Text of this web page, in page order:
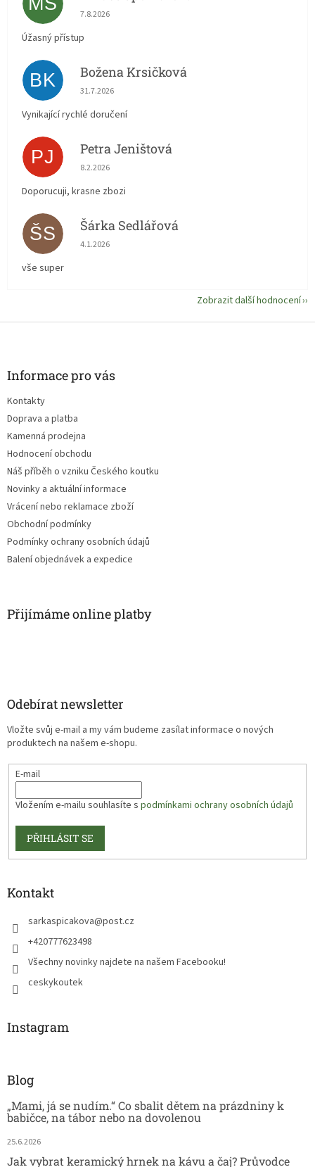
Hodnocení obchodu je 5 z 5 hvězdiček.
7.8.2026
Úžasný přístup
BK Božena Krsičková
Hodnocení obchodu je 5 z 5 hvězdiček.
31.7.2026
Vynikající rychlé doručení
PJ Petra Jeništová
Hodnocení obchodu je 5 z 5 hvězdiček.
8.2.2026
Doporucuji, krasne zbozi
ŠS Šárka Sedlářová
Hodnocení obchodu je 5 z 5 hvězdiček.
4.1.2026
vše super
Zobrazit další hodnocení
Informace pro vás
Kontakty
Doprava a platba
Kamenná prodejna
Hodnocení obchodu
Náš příběh o vzniku Českého koutku
Novinky a aktuální informace
Vrácení nebo reklamace zboží
Obchodní podmínky
Podmínky ochrany osobních údajů
Balení objednávek a expedice
Přijímáme online platby
Odebírat newsletter
Vložte svůj e-mail a my vám budeme zasílat informace o nových
produktech na našem e-shopu.
E-mail
Vložením e-mailu souhlasíte s podmínkami ochrany osobních údajů
PŘIHLÁSIT SE
Kontakt
sarkaspicakova@post.cz
+420777623498
Všechny novinky najdete na našem Facebooku!
ceskykoutek
Instagram
Blog
„Mami, já se nudím.“ Co sbalit dětem na prázdniny k
babičce, na tábor nebo na dovolenou
25.6.2026
Jak vybrat keramický hrnek na kávu a čaj? Průvodce